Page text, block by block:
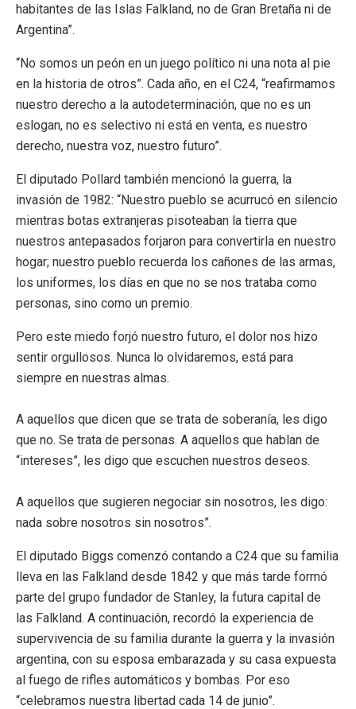
habitantes de las Islas Falkland, no de Gran Bretaña ni de
Argentina”.
“No somos un peón en un juego político ni una nota al pie
en la historia de otros”. Cada año, en el C24, “reafirmamos
nuestro derecho a la autodeterminación, que no es un
eslogan, no es selectivo ni está en venta, es nuestro
derecho, nuestra voz, nuestro futuro”.
El diputado Pollard también mencionó la guerra, la
invasión de 1982: “Nuestro pueblo se acurrucó en silencio
mientras botas extranjeras pisoteaban la tierra que
nuestros antepasados forjaron para convertirla en nuestro
hogar; nuestro pueblo recuerda los cañones de las armas,
los uniformes, los días en que no se nos trataba como
personas, sino como un premio.
Pero este miedo forjó nuestro futuro, el dolor nos hizo
sentir orgullosos. Nunca lo olvidaremos, está para
siempre en nuestras almas.
A aquellos que dicen que se trata de soberanía, les digo
que no. Se trata de personas. A aquellos que hablan de
“intereses”, les digo que escuchen nuestros deseos.
A aquellos que sugieren negociar sin nosotros, les digo:
nada sobre nosotros sin nosotros”.
El diputado Biggs comenzó contando a C24 que su familia
lleva en las Falkland desde 1842 y que más tarde formó
parte del grupo fundador de Stanley, la futura capital de
las Falkland. A continuación, recordó la experiencia de
supervivencia de su familia durante la guerra y la invasión
argentina, con su esposa embarazada y su casa expuesta
al fuego de rifles automáticos y bombas. Por eso
“celebramos nuestra libertad cada 14 de junio”.